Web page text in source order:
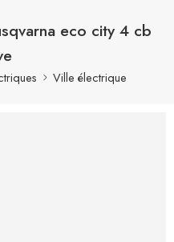
eco city 4 cb
Ville électrique